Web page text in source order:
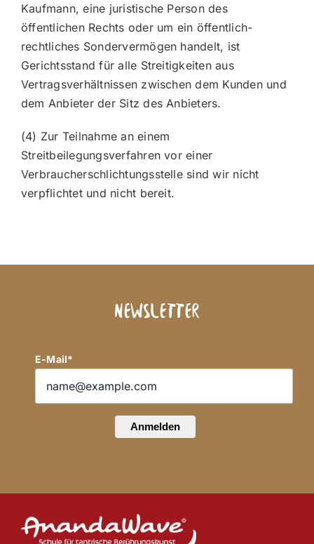
Kaufmann, eine juristische Person des
öffentlichen Rechts oder um ein öffentlich-
rechtliches Sondervermögen handelt, ist
Gerichtsstand für alle Streitigkeiten aus
Vertragsverhältnissen zwischen dem Kunden und
dem Anbieter der Sitz des Anbieters.
(4) Zur Teilnahme an einem
Streitbeilegungsverfahren vor einer
Verbraucherschlichtungsstelle sind wir nicht
verpflichtet und nicht bereit.
Newsletter
E-Mail*
Anmelden